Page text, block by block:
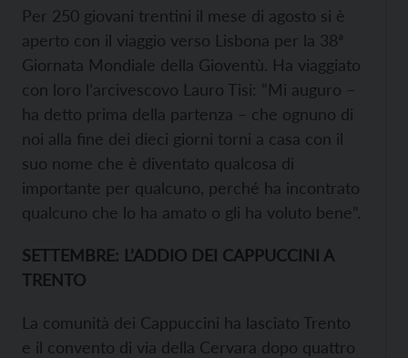
Per 250 giovani trentini il mese di agosto si è
aperto con il viaggio verso Lisbona per la 38ª
Giornata Mondiale della Gioventù. Ha viaggiato
con loro l’arcivescovo Lauro Tisi: “Mi auguro –
ha detto prima della partenza – che ognuno di
noi alla fine dei dieci giorni torni a casa con il
suo nome che è diventato qualcosa di
importante per qualcuno, perché ha incontrato
qualcuno che lo ha amato o gli ha voluto bene”.
SETTEMBRE: L’ADDIO DEI CAPPUCCINI A
TRENTO
La comunità dei Cappuccini ha lasciato Trento
e il convento di via della Cervara dopo quattro